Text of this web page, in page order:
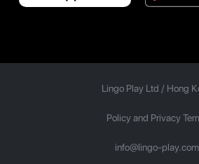
Lingo Play Ltd / Hong
Policy and Privacy
info@lingo-play.com